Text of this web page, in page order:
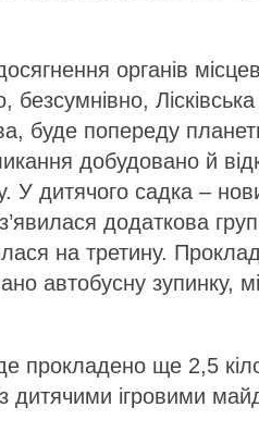
органів
безсумнівно,
буде попереду
добудовано й
У дитячого садка –
додаткова
на третину.
автобусну зупинку,
прокладено ще 2,5
дитячими ігровими